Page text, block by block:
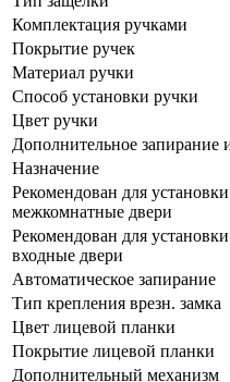
Комплектация ручками
Покрытие ручек
Материал ручки
Способ установки ручки
Цвет ручки
Дополнительное запирание
Назначение
Рекомендован для
межкомнатные двери
Рекомендован для
входные двери
Автоматическое запирание
Тип крепления врезн. замка
Цвет лицевой планки
Покрытие лицевой планки
Дополнительный механизм